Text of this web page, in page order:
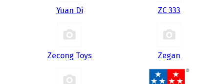
Yuan Di ZC 333
Zecong Toys Zegan